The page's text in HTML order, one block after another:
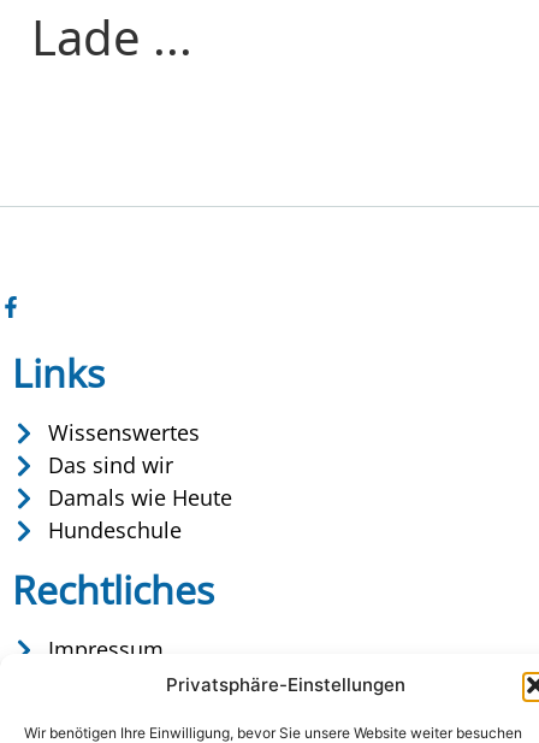
Privatsphäre-Einstellungen
Wir benötigen Ihre Einwilligung, bevor Sie unsere Website weiter besuchen
Lade ...
Links
Wissenswertes
Das sind wir
Damals wie Heute
Hundeschule
Rechtliches
Impressum
Datenschutz